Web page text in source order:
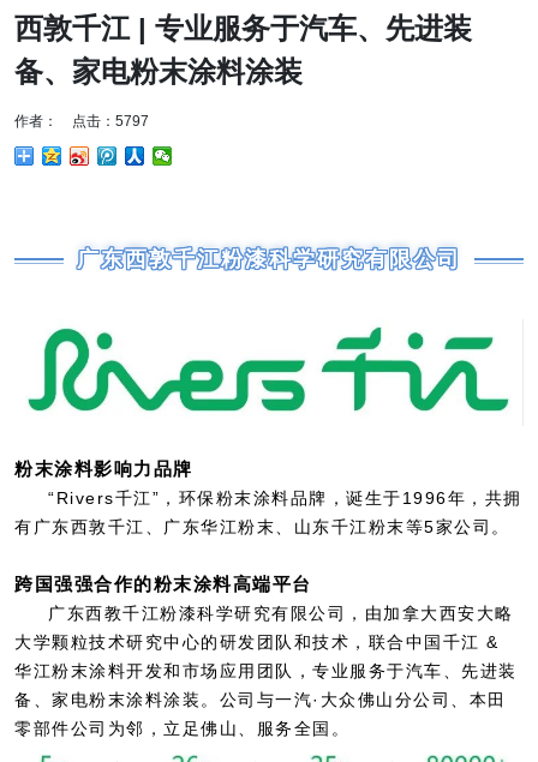
西敦千江 | 专业服务于汽车、先进装
备、家电粉末涂料涂装
作者： 点击：5797
广东西敦千江粉漆科学研究有限公司
粉末涂料影响力品牌
“Rivers千江”，环保粉末涂料品牌，诞生于1996年，共拥
有广东西敦千江、广东华江粉末、山东千江粉末等5家公司。
跨国强强合作的粉末涂料高端平台
广东西教千江粉漆科学研究有限公司，由加拿大西安大略
大学颗粒技术研究中心的研发团队和技术，联合中国千江 &
华江粉末涂料开发和市场应用团队，专业服务于汽车、先进装
备、家电粉末涂料涂装。公司与一汽·大众佛山分公司、本田
零部件公司为邻，立足佛山、服务全国。